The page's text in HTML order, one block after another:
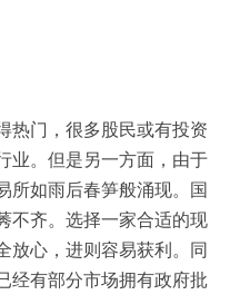
热门，很多股民或有投资
业。但是另一方面，由于
所如雨后春笋般涌现。国
不齐。选择一家合适的现
放心，进则容易获利。同
经有部分市场拥有政府批